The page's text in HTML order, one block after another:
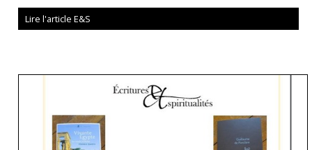
Lire l'article E&S